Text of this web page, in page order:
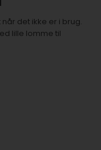
det ikke er i brug.
lille lomme til